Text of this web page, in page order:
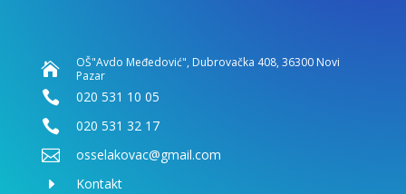

OŠ"Avdo Međedović", Dubrovačka 408, 36300 Novi
Pazar
 020 531 10 05
 020 531 32 17
 osselakovac@gmail.com
E Kontakt